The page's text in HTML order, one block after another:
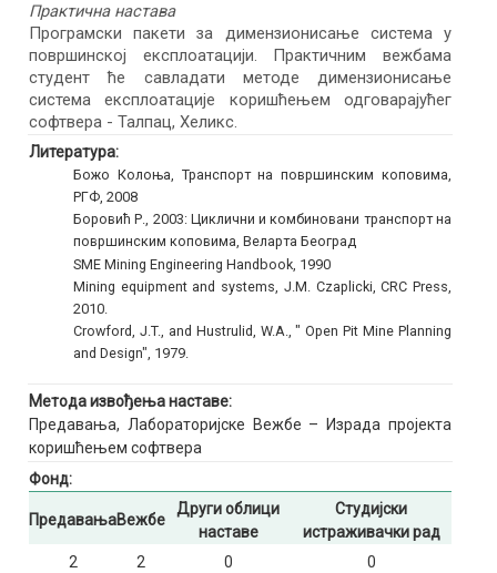
Практична настава
Програмски пакети за димензионисање система у
површинској експлоатацији. Практичним вежбама
студент ће сaвладати методе димензионисање
система експлоатације коришћењем одговарајућег
софтвера - Талпац, Хеликс.
Литература:
Божо Колоња, Транспорт на површинским коповима,
РГФ, 2008
Боровић Р., 2003: Циклични и комбиновани транспорт на
површинским коповима, Веларта Београд
SME Mining Engineering Handbook, 1990
Mining equipment and systems, J.M. Czaplicki, CRC Press,
2010.
Crowford, J.T., and Hustrulid, W.A., " Open Pit Mine Planning
and Design", 1979.
Метода извођења наставе:
Предавања, Лабораторијске Вежбе – Израда пројекта
коришћењем софтвера
Фонд:
ПредавањаВежбе
Други облици
наставе
Студијски
истраживачки рад
2
2 0
0